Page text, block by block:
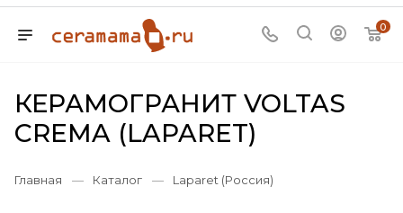
0
КЕРАМОГРАНИТ VOLTAS
CREMA (LAPARET)
Главная — Каталог — Laparet (Россия)